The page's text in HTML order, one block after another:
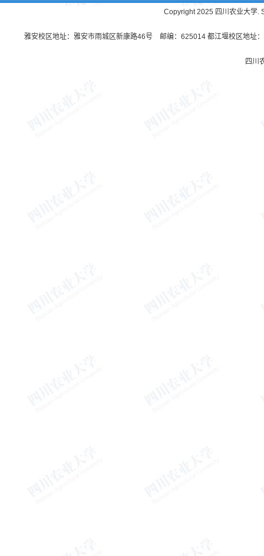
Copyright 2025 四川农业大学.
雅安校区地址：雅安市雨城区新康路46号 邮编：625014 都江堰校区地址
四川